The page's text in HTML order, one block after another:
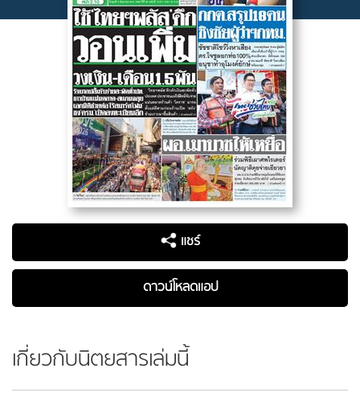
แชร์
ดาวน์โหลดแอป
เกี่ยวกับนิตยสารเล่มนี้